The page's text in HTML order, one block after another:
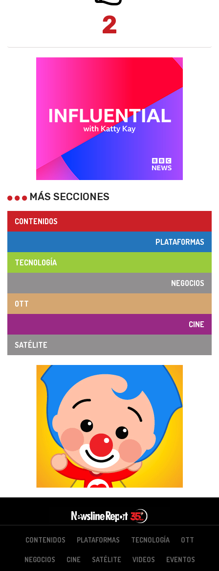
2
MÁS SECCIONES
CONTENIDOS
PLATAFORMAS
TECNOLOGÍA
NEGOCIOS
OTT
CINE
SATÉLITE
CONTENIDOS PLATAFORMAS TECNOLOGÍA OTT
NEGOCIOS CINE SATÉLITE VIDEOS EVENTOS